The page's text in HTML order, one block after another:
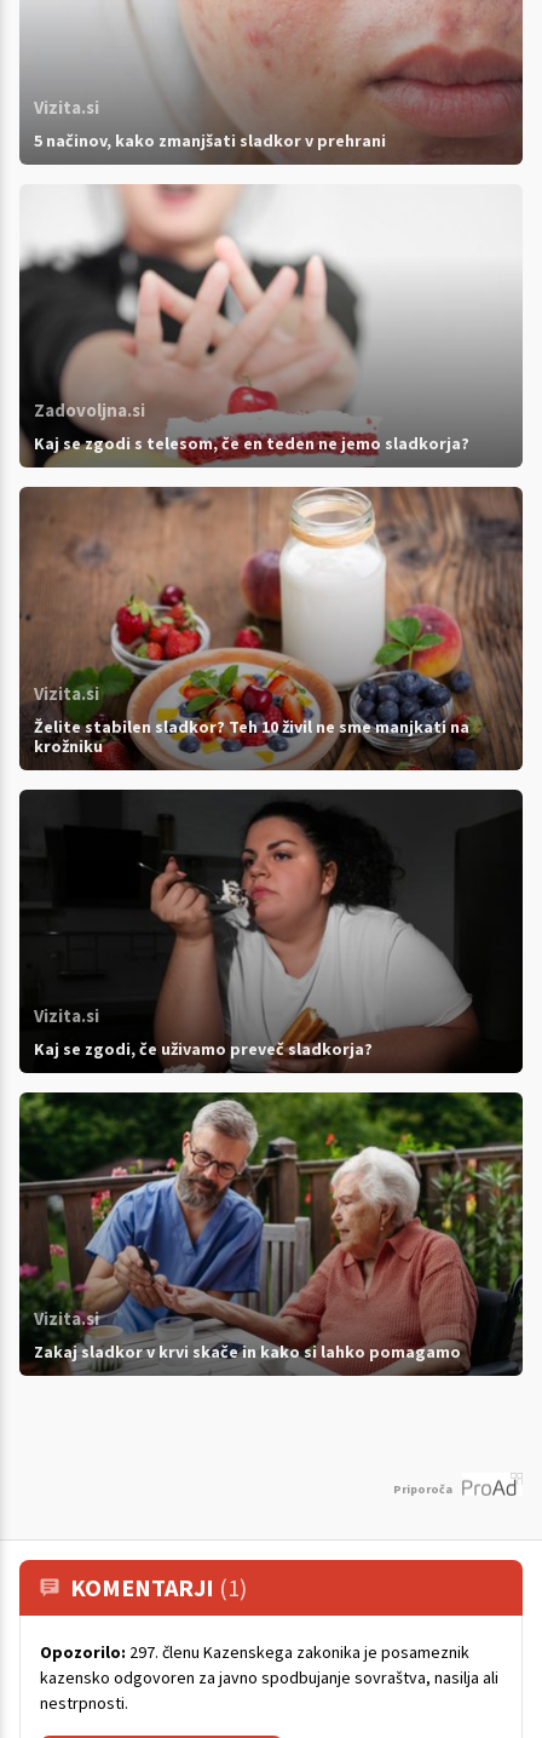
Vizita.si
5 načinov, kako zmanjšati sladkor v prehrani
Zadovoljna.si
Kaj se zgodi s telesom, če en teden ne jemo sladkorja?
Vizita.si
Želite stabilen sladkor? Teh 10 živil ne sme manjkati na
krožniku
Vizita.si
Kaj se zgodi, če uživamo preveč sladkorja?
Vizita.si
Zakaj sladkor v krvi skače in kako si lahko pomagamo
Priporoča
KOMENTARJI (1)
Opozorilo: 297. členu Kazenskega zakonika je posameznik
kazensko odgovoren za javno spodbujanje sovraštva, nasilja ali
nestrpnosti.